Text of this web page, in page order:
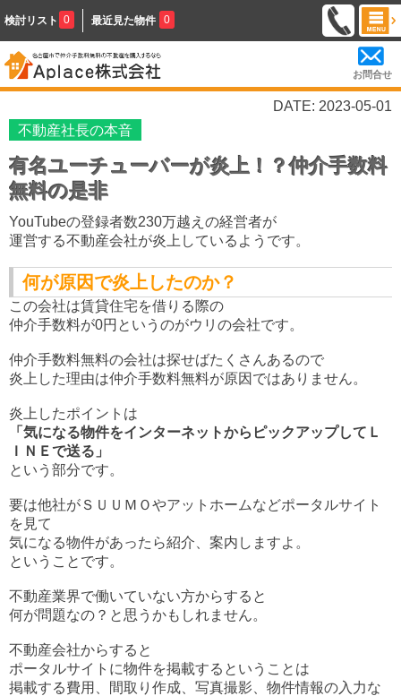
検討リスト 0 最近見た物件 0
お問合せ
DATE: 2023-05-01
不動産社長の本音
有名ユーチューバーが炎上！？仲介手数料
無料の是非
YouTubeの登録者数230万越えの経営者が
運営する不動産会社が炎上しているようです。
何が原因で炎上したのか？
この会社は賃貸住宅を借りる際の
仲介手数料が0円というのがウリの会社です。
仲介手数料無料の会社は探せばたくさんあるので
炎上した理由は仲介手数料無料が原因ではありません。
炎上したポイントは
「気になる物件をインターネットからピックアップしてＬ
ＩＮＥで送る」
という部分です。
要は他社がＳＵＵＭＯやアットホームなどポータルサイト
を見て
気になる物件があったら紹介、案内しますよ。
ということです。
不動産業界で働いていない方からすると
何が問題なの？と思うかもしれません。
不動産会社からすると
ポータルサイトに物件を掲載するということは
掲載する費用、間取り作成、写真撮影、物件情報の入力な